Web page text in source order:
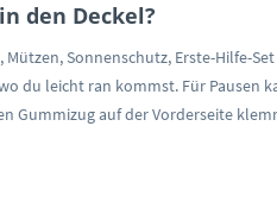
den Deckel?
Sonnenschutz, Erste-Hilfe-
du leicht ran kommst. Für Pausen
Gummizug auf der Vorderseite